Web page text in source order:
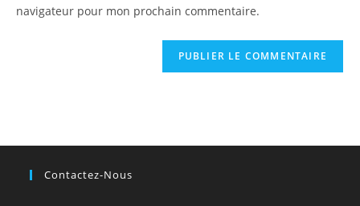
(facultatif)
navigateur pour mon prochain commentaire.
Contactez-Nous